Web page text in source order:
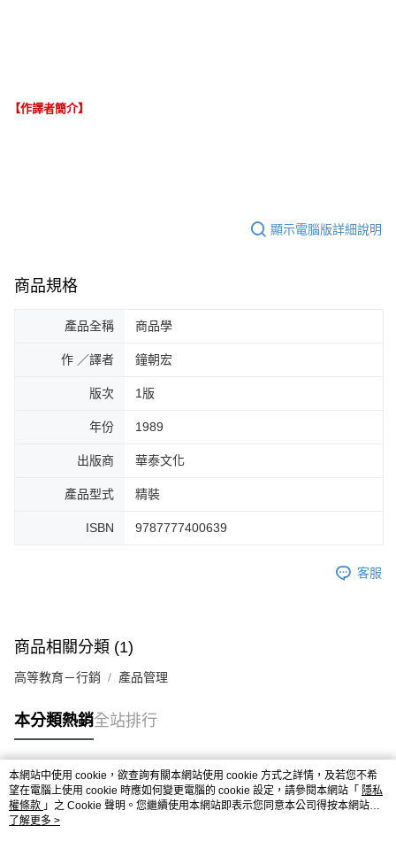
【作譯者簡介】
顯示電腦版詳細說明
商品規格
產品全稱 商品學
作 ／譯者 鐘朝宏
版次 1版
年份 1989
出版商 華泰文化
產品型式 精裝
ISBN 9787777400639
客服
商品相關分類 (1)
高等教育－行銷 產品管理
本分類熱銷全站排行
熱門標籤
本網站中使用 cookie，欲查詢有關本網站使用 cookie 方式之詳情，及若您不希
望在電腦上使用 cookie 時應如何變更電腦的 cookie 設定，請參閱本網站「 隱私
權條款 」之 Cookie 聲明。您繼續使用本網站即表示您同意本公司得按本網站使
用條款之 Cookie 聲明使用 cookie。
了解更多 >